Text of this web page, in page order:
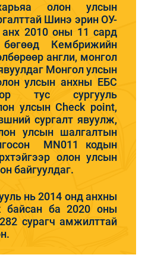
олон улсын
Шинэ эрин ОУ-
анх 2010 оны 11 сард
бөгөөд Кембрижийн
англи, монгол
Монгол улсын
улсын анхны ЕБС
тус сургууль
улсын Check point,
сургалт явуулж,
улсын шалгалтын
MN011 кодын
олон улсын
байгуулдаг.
нь 2014 онд анхны
байсан ба 2020 оны
сурагч амжилттай